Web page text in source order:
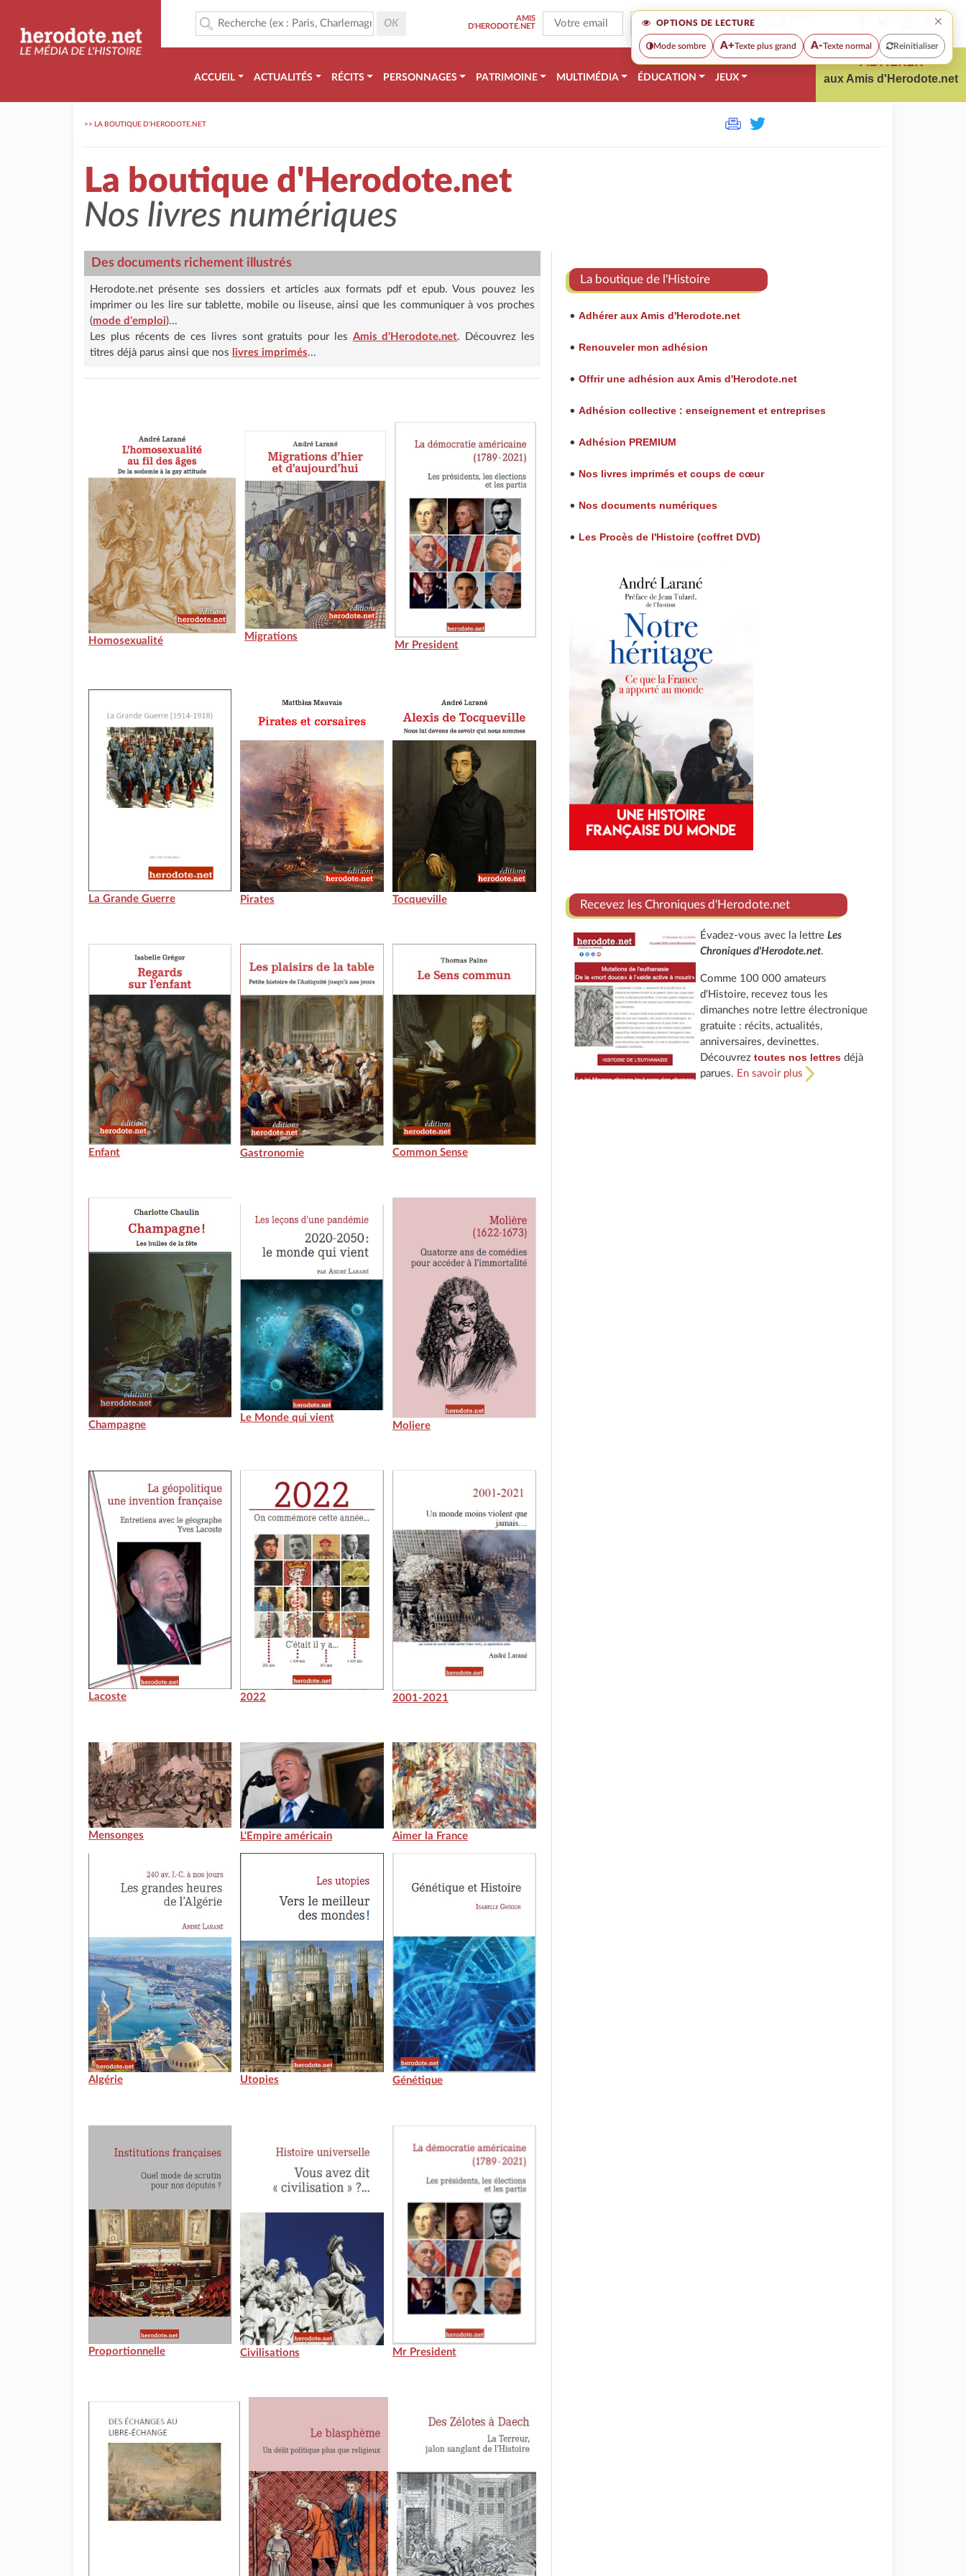
OPTIONS DE LECTURE ×
Mode sombre A+Texte plus grand A-Texte normal Reinitialiser
AMIS
D'HERODOTE.NET
ACCUEIL ACTUALITÉS RÉCITS PERSONNAGES PATRIMOINE MULTIMÉDIA ÉDUCATION JEUX
ADHÉRER
aux Amis d'Herodote.net
>> LA BOUTIQUE D'HERODOTE.NET
La boutique d'Herodote.net
Nos livres numériques
Des documents richement illustrés
Herodote.net présente ses dossiers et articles aux formats pdf et epub. Vous pouvez les
imprimer ou les lire sur tablette, mobile ou liseuse, ainsi que les communiquer à vos proches
(mode d'emploi)...
Les plus récents de ces livres sont gratuits pour les Amis d'Herodote.net. Découvrez les
titres déjà parus ainsi que nos livres imprimés...
Homosexualité Migrations
Mr President
La Grande Guerre Pirates Tocqueville
Enfant Gastronomie Common Sense
Champagne
Le Monde qui vient
Moliere
Lacoste 2022 2001-2021
Mensonges L'Empire américain Aimer la France
Algérie Utopies Génétique
Proportionnelle Civilisations Mr President
La boutique de l'Histoire
• Adhérer aux Amis d'Herodote.net
• Renouveler mon adhésion
• Offrir une adhésion aux Amis d'Herodote.net
• Adhésion collective : enseignement et entreprises
• Adhésion PREMIUM
• Nos livres imprimés et coups de cœur
• Nos documents numériques
• Les Procès de l'Histoire (coffret DVD)
Recevez les Chroniques d'Herodote.net
Évadez-vous avec la lettreLes
Chroniques d'Herodote.net.
Comme 100 000 amateurs
d'Histoire, recevez tous les
dimanches notre lettre électronique
gratuite : récits, actualités,
anniversaires, devinettes.
Découvreztoutes nos lettres déjà
parues. En savoir plus